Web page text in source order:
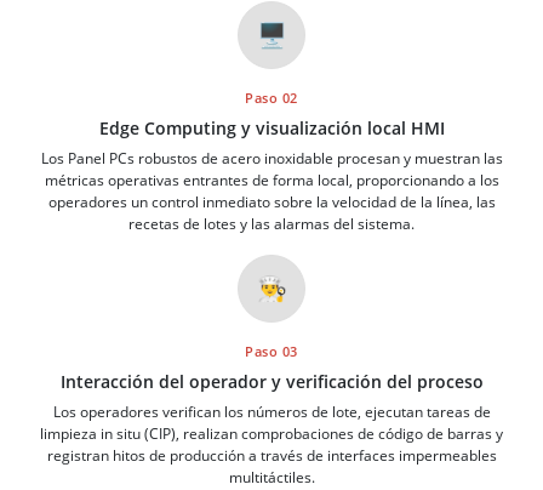
🖥️
Paso 02
Edge Computing y visualización local HMI
Los Panel PCs robustos de acero inoxidable procesan y muestran las
métricas operativas entrantes de forma local, proporcionando a los
operadores un control inmediato sobre la velocidad de la línea, las
recetas de lotes y las alarmas del sistema.
👨‍🍳
Paso 03
Interacción del operador y verificación del proceso
Los operadores verifican los números de lote, ejecutan tareas de
limpieza in situ (CIP), realizan comprobaciones de código de barras y
registran hitos de producción a través de interfaces impermeables
multitáctiles.